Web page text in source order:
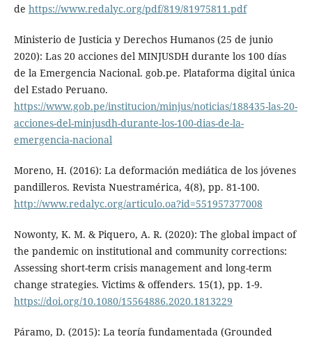
de https://www.redalyc.org/pdf/819/81975811.pdf
Ministerio de Justicia y Derechos Humanos (25 de junio
2020): Las 20 acciones del MINJUSDH durante los 100 días
de la Emergencia Nacional. gob.pe. Plataforma digital única
del Estado Peruano.
https://www.gob.pe/institucion/minjus/noticias/188435-las-20-
acciones-del-minjusdh-durante-los-100-dias-de-la-
emergencia-nacional
Moreno, H. (2016): La deformación mediática de los jóvenes
pandilleros. Revista Nuestramérica, 4(8), pp. 81-100.
http://www.redalyc.org/articulo.oa?id=551957377008
Nowonty, K. M. & Piquero, A. R. (2020): The global impact of
the pandemic on institutional and community corrections:
Assessing short-term crisis management and long-term
change strategies. Victims & offenders. 15(1), pp. 1-9.
https://doi.org/10.1080/15564886.2020.1813229
Páramo, D. (2015): La teoría fundamentada (Grounded